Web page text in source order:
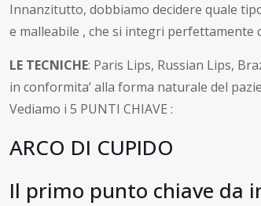
Innanzitutto, dobbiamo decidere quale
e malleabile , che si integri perfettamente
LE TECNICHE: Paris Lips, Russian Lips,
in conformita’ alla forma naturale del
Vediamo i 5 PUNTI CHIAVE :
ARCO DI CUPIDO
Il primo punto chiave da